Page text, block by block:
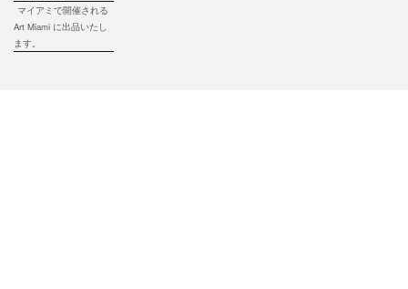
マイアミで開催される
Art Miami に出品いたし
ます。